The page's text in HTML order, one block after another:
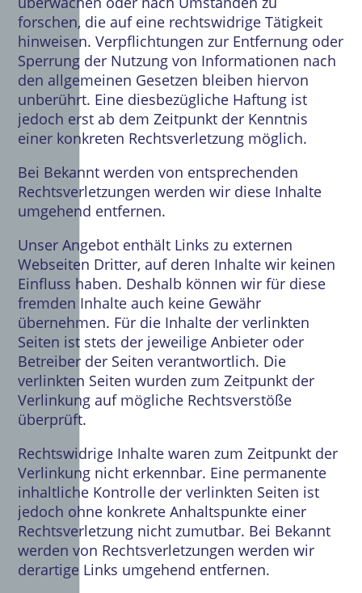
forschen, die auf eine rechtswidrige Tätigkeit
hinweisen. Verpflichtungen zur Entfernung oder
Sperrung der Nutzung von Informationen nach
den allgemeinen Gesetzen bleiben hiervon
unberührt. Eine diesbezügliche Haftung ist
jedoch erst ab dem Zeitpunkt der Kenntnis
einer konkreten Rechtsverletzung möglich.
Bei Bekannt werden von entsprechenden
Rechtsverletzungen werden wir diese Inhalte
umgehend entfernen.
Unser Angebot enthält Links zu externen
Webseiten Dritter, auf deren Inhalte wir keinen
Einfluss haben. Deshalb können wir für diese
fremden Inhalte auch keine Gewähr
übernehmen. Für die Inhalte der verlinkten
Seiten ist stets der jeweilige Anbieter oder
Betreiber der Seiten verantwortlich. Die
verlinkten Seiten wurden zum Zeitpunkt der
Verlinkung auf mögliche Rechtsverstöße
überprüft.
Rechtswidrige Inhalte waren zum Zeitpunkt der
Verlinkung nicht erkennbar. Eine permanente
inhaltliche Kontrolle der verlinkten Seiten ist
jedoch ohne konkrete Anhaltspunkte einer
Rechtsverletzung nicht zumutbar. Bei Bekannt
werden von Rechtsverletzungen werden wir
derartige Links umgehend entfernen.